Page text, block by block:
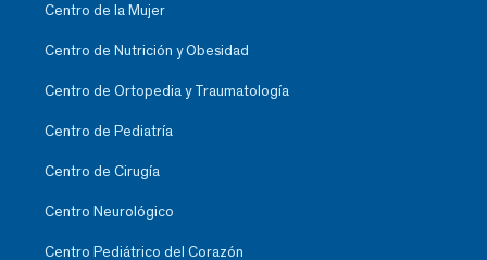
Centro de la Mujer
Centro de Nutrición y Obesidad
Centro de Ortopedia y Traumatología
Centro de Pediatría
Centro de Cirugía
Centro Neurológico
Centro Pediátrico del Corazón